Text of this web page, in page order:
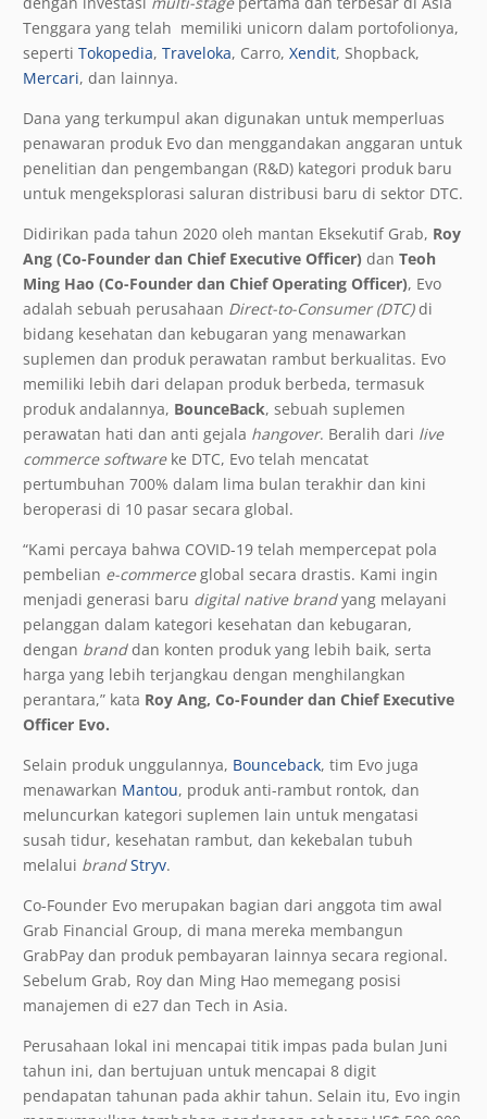
Tenggara yang telah memiliki unicorn dalam portofolionya,
seperti Tokopedia, Traveloka, Carro, Xendit, Shopback,
Mercari, dan lainnya.
Dana yang terkumpul akan digunakan untuk memperluas
penawaran produk Evo dan menggandakan anggaran untuk
penelitian dan pengembangan (R&D) kategori produk baru
untuk mengeksplorasi saluran distribusi baru di sektor DTC.
Didirikan pada tahun 2020 oleh mantan Eksekutif Grab, Roy
Ang (Co-Founder dan Chief Executive Officer) dan Teoh
Ming Hao (Co-Founder dan Chief Operating Officer), Evo
adalah sebuah perusahaan Direct-to-Consumer (DTC)di
bidang kesehatan dan kebugaran yang menawarkan
suplemen dan produk perawatan rambut berkualitas. Evo
memiliki lebih dari delapan produk berbeda, termasuk
produk andalannya, BounceBack, sebuah suplemen
perawatan hati dan anti gejala hangover. Beralih dari live
commerce softwareke DTC, Evo telah mencatat
pertumbuhan 700% dalam lima bulan terakhir dan kini
beroperasi di 10 pasar secara global.
“Kami percaya bahwa COVID-19 telah mempercepat pola
pembelian e-commerceglobal secara drastis. Kami ingin
menjadi generasi baru digital native brandyang melayani
pelanggan dalam kategori kesehatan dan kebugaran,
dengan branddan konten produk yang lebih baik, serta
harga yang lebih terjangkau dengan menghilangkan
perantara,” kata Roy Ang, Co-Founder dan Chief Executive
Officer Evo.
Selain produk unggulannya, Bounceback, tim Evo juga
menawarkan Mantou, produk anti-rambut rontok, dan
meluncurkan kategori suplemen lain untuk mengatasi
susah tidur, kesehatan rambut, dan kekebalan tubuh
melalui brand Stryv.
Co-Founder Evo merupakan bagian dari anggota tim awal
Grab Financial Group, di mana mereka membangun
GrabPay dan produk pembayaran lainnya secara regional.
Sebelum Grab, Roy dan Ming Hao memegang posisi
manajemen di e27 dan Tech in Asia.
Perusahaan lokal ini mencapai titik impas pada bulan Juni
tahun ini, dan bertujuan untuk mencapai 8 digit
pendapatan tahunan pada akhir tahun. Selain itu, Evo ingin